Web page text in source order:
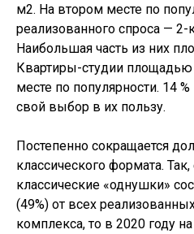
м2. На втором месте по
реализованного спроса —
Наибольшая часть из них
Квартиры-студии
месте по популярности. 14
свой выбор в их пользу.
Постепенно сокращается
классического формата.
классические «однушки»
(49%) от всех
комплекса, то в 2020 году